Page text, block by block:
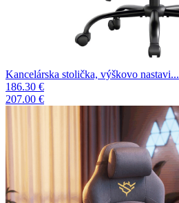
Kancelárska stolička, výškovo nastavi...
186.30 €
207.00 €